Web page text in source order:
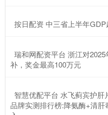
按日配资 中三省上半年
瑞和网配资平台 浙江对
补，奖金最高100万元
智慧优配平台 水飞蓟宾护
品牌实测排行榜:降氨酶+清